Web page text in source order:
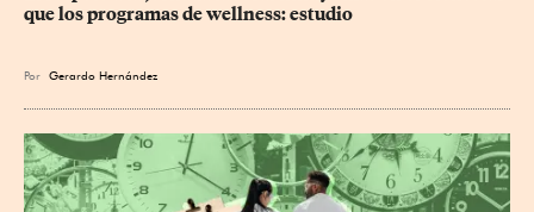
que los programas de wellness: estudio
Por Gerardo Hernández